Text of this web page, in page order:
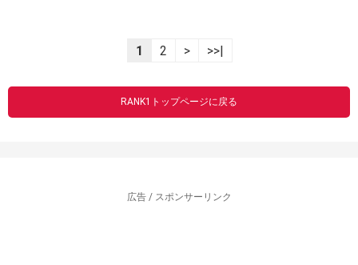
1 2 > >>|
RANK1トップページに戻る
広告 / スポンサーリンク